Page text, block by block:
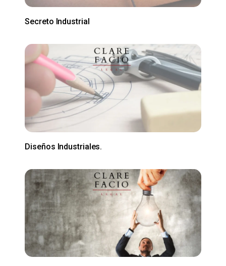
Secreto Industrial
Diseños Industriales.